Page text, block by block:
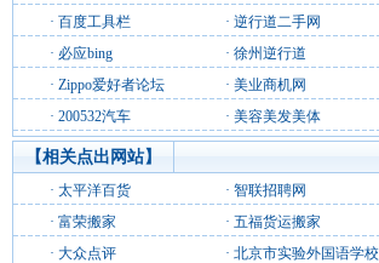
· 百度工具栏 · 逆行道二手网
· 必应bing · 徐州逆行道
· Zippo爱好者论坛 · 美业商机网
· 200532汽车 · 美容美发美体
【相关点出网站】
· 太平洋百货 · 智联招聘网
· 富荣搬家 · 五福货运搬家
· 大众点评 · 北京市实验外国语学校